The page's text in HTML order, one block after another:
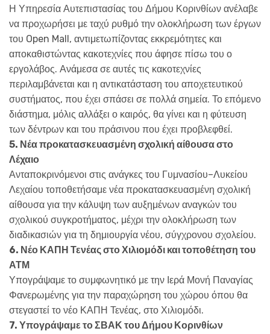
Η Υπηρεσία Αυτεπιστασίας του Δήμου Κορινθίων ανέλαβε
να προχωρήσει με ταχύ ρυθμό την ολοκλήρωση των έργων
του Open Mall, αντιμετωπίζοντας εκκρεμότητες και
αποκαθιστώντας κακοτεχνίες που άφησε πίσω του ο
εργολάβος. Ανάμεσα σε αυτές τις κακοτεχνίες
περιλαμβάνεται και η αντικατάσταση του αποχετευτικού
συστήματος, που έχει σπάσει σε πολλά σημεία. Το επόμενο
διάστημα, μόλις αλλάξει ο καιρός, θα γίνει και η φύτευση
των δέντρων και του πράσινου που έχει προβλεφθεί.
5. Νέα προκατασκευασμένη σχολική αίθουσα στο
Λέχαιο
Ανταποκρινόμενοι στις ανάγκες του Γυμνασίου–Λυκείου
Λεχαίου τοποθετήσαμε νέα προκατασκευασμένη σχολική
αίθουσα για την κάλυψη των αυξημένων αναγκών του
σχολικού συγκροτήματος, μέχρι την ολοκλήρωση των
διαδικασιών για τη δημιουργία νέου, σύγχρονου σχολείου.
6. Νέο ΚΑΠΗ Τενέας στο Χιλιομόδι και τοποθέτηση του
ΑΤΜ
Υπογράψαμε το συμφωνητικό με την Ιερά Μονή Παναγίας
Φανερωμένης για την παραχώρηση του χώρου όπου θα
στεγαστεί το νέο ΚΑΠΗ Τενέας, στο Χιλιομόδι.
7. Υπογράψαμε το ΣΒΑΚ του Δήμου Κορινθίων